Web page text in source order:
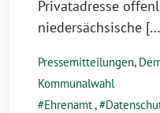
Privatadresse
niedersächsische
Pressemitteilungen,
Kommunalwahl
Ehrenamt,